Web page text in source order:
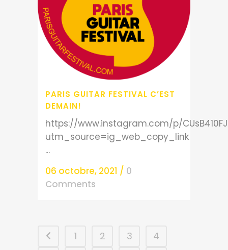
PARIS GUITAR FESTIVAL C’EST
DEMAIN!
https://www.instagram.com/p/
utm_source=ig_web_copy_link
...
06 octobre, 2021 / 0
Comments
1 2 3 4